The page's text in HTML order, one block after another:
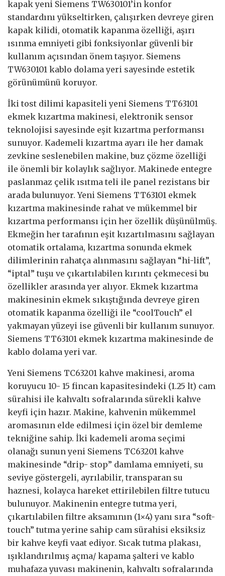
kapak yeni Siemens TW630101’in konfor
standardını yükseltirken, çalışırken devreye giren
kapak kilidi, otomatik kapanma özelliği, aşırı
ısınma emniyeti gibi fonksiyonlar güvenli bir
kullanım açısından önem taşıyor. Siemens
TW630101 kablo dolama yeri sayesinde estetik
görünümünü koruyor.
İki tost dilimi kapasiteli yeni Siemens TT63101
ekmek kızartma makinesi, elektronik sensor
teknolojisi sayesinde eşit kızartma performansı
sunuyor. Kademeli kızartma ayarı ile her damak
zevkine seslenebilen makine, buz çözme özelliği
ile önemli bir kolaylık sağlıyor. Makinede entegre
paslanmaz çelik ısıtma teli ile panel rezistans bir
arada bulunuyor. Yeni Siemens TT63101 ekmek
kızartma makinesinde rahat ve mükemmel bir
kızartma performansı için her özellik düşünülmüş.
Ekmeğin her tarafının eşit kızartılmasını sağlayan
otomatik ortalama, kızartma sonunda ekmek
dilimlerinin rahatça alınmasını sağlayan “hi-lift”,
“iptal” tuşu ve çıkartılabilen kırıntı çekmecesi bu
özellikler arasında yer alıyor. Ekmek kızartma
makinesinin ekmek sıkıştığında devreye giren
otomatik kapanma özelliği ile “coolTouch” el
yakmayan yüzeyi ise güvenli bir kullanım sunuyor.
Siemens TT63101 ekmek kızartma makinesinde de
kablo dolama yeri var.
Yeni Siemens TC63201 kahve makinesi, aroma
koruyucu 10- 15 fincan kapasitesindeki (1.25 lt) cam
sürahisi ile kahvaltı sofralarında sürekli kahve
keyfi için hazır. Makine, kahvenin mükemmel
aromasının elde edilmesi için özel bir demleme
tekniğine sahip. İki kademeli aroma seçimi
olanağı sunun yeni Siemens TC63201 kahve
makinesinde “drip- stop” damlama emniyeti, su
seviye göstergeli, ayrılabilir, transparan su
haznesi, kolayca hareket ettirilebilen filtre tutucu
bulunuyor. Makinenin entegre tutma yeri,
çıkartılabilen filtre aksamının (1×4) yanı sıra “soft-
touch” tutma yerine sahip cam sürahisi eksiksiz
bir kahve keyfi vaat ediyor. Sıcak tutma plakası,
ışıklandırılmış açma/ kapama şalteri ve kablo
muhafaza yuvası makinenin, kahvaltı sofralarında